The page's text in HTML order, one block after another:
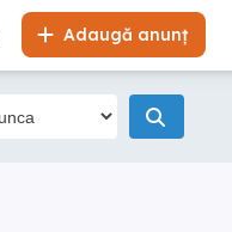
Adaugă anunț